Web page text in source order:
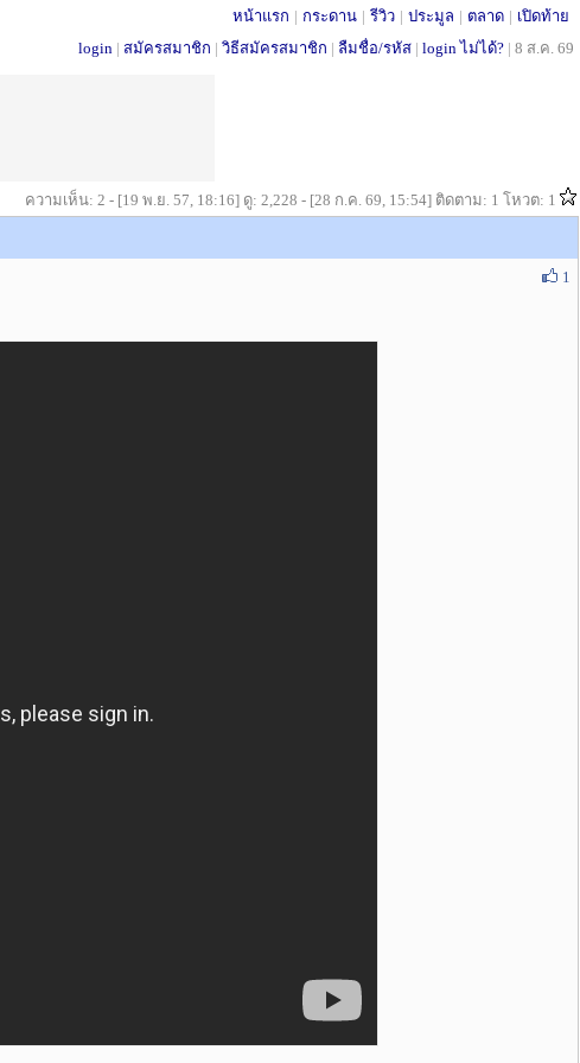
หน้าแรก | กระดาน | รีวิว | ประมูล | ตลาด | เปิดท้าย
login | สมัครสมาชิก | วิธีสมัครสมาชิก | ลืมชื่อ/รหัส | login ไม่ได้? | 8 ส.ค. 69
ความเห็น: 2 - [19 พ.ย. 57, 18:16] ดู: 2,228 - [28 ก.ค. 69, 15:54] ติดตาม: 1 โหวต: 1
1